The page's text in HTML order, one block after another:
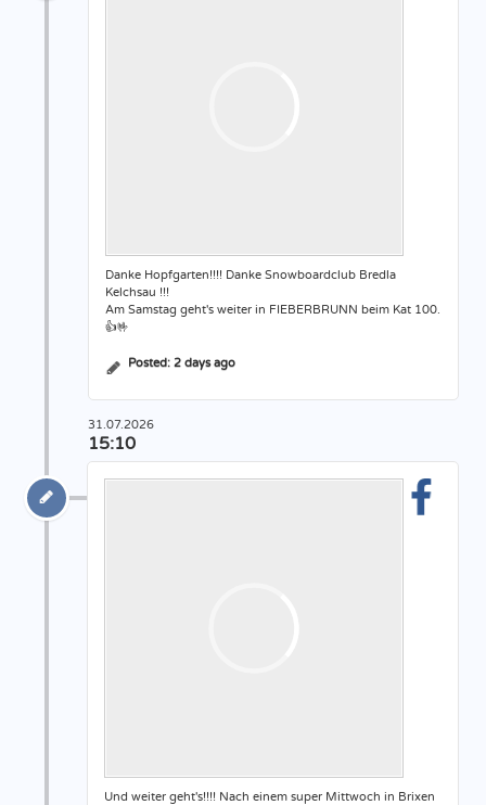
Danke Hopfgarten!!!! Danke Snowboardclub Bredla
Kelchsau !!!
Am Samstag geht's weiter in FIEBERBRUNN beim Kat 100.
👍🤟
Posted: 2 days ago
31.07.2026
15:10
Und weiter geht's!!!! Nach einem super Mittwoch in Brixen